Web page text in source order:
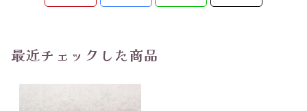
最近チェックした商品